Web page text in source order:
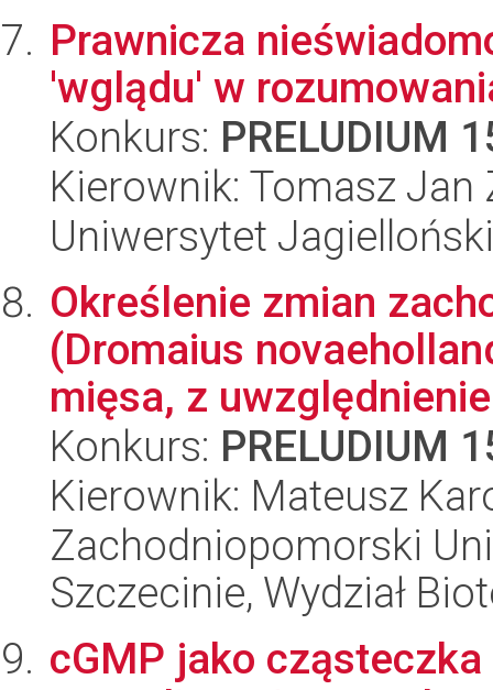
Prawnicza
'wglądu' w
Konkurs: PRELUDIUM
Kierownik: Tomasz Jan
Uniwersytet
Określenie zmian
(Dromaius
mięsa, z
Konkurs: PRELUDIUM
Kierownik: Mateusz
Zachodniopomorski
Szczecinie, Wydział
cGMP jako